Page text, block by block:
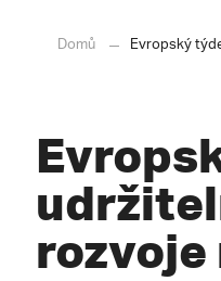
Domů Evropský
rozvoje